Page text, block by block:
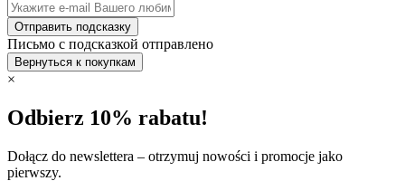
Отправить подсказку
Письмо с подсказкой отправлено
Вернуться к покупкам
×
Odbierz 10% rabatu!
Dołącz do newslettera – otrzymuj nowości i promocje jako
pierwszy.